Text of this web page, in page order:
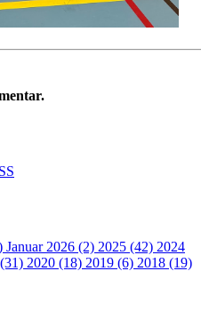
Januar 2026 (2) 2025 (42) 2024
2020 (18) 2019 (6) 2018 (19)